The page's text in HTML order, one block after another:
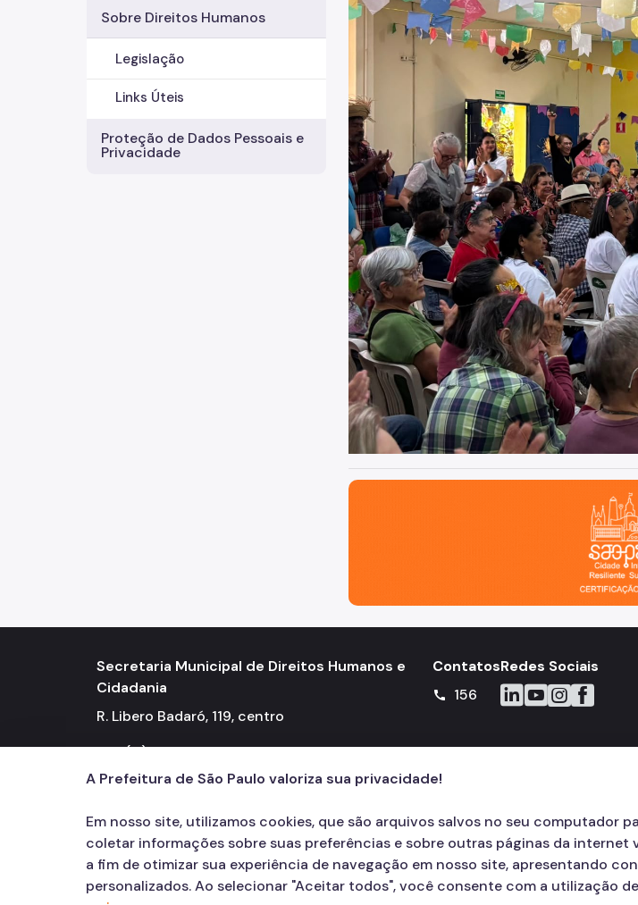
Sobre Direitos Humanos
Legislação
Links Úteis
Proteção de Dados Pessoais e
Privacidade
São Paulo, cidade inteligente, resiliente e
Secretaria Municipal de Direitos Humanos e
Cidadania
R. Libero Badaró, 119, centro
Tel.: (11) 2833.4150
Contatos
call 156
Redes Sociais
Icone do LinkedIn
Icone do YouTube
Icone doIcone do
A Prefeitura de São Paulo valoriza sua privacidade!
Em nosso site, utilizamos cookies, que são arquivos salvos no seu computador
coletar informações sobre suas preferências e sobre outras páginas da internet
a fim de otimizar sua experiência de navegação em nosso site, apresentando
personalizados. Ao selecionar "Aceitar todos", você consente com a utilização